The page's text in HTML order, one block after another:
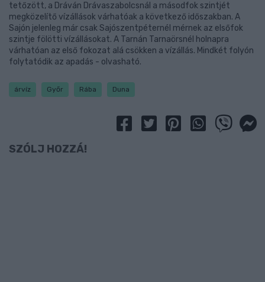
tetőzött, a Dráván Drávaszabolcsnál a másodfok szintjét
megközelítő vízállások várhatóak a következő időszakban. A
Sajón jelenleg már csak Sajószentpéternél mérnek az elsőfok
szintje fölötti vízállásokat. A Tarnán Tarnaörsnél holnapra
várhatóan az első fokozat alá csökken a vízállás. Mindkét folyón
folytatódik az apadás - olvasható.
árvíz Győr Rába Duna
SZÓLJ HOZZÁ!